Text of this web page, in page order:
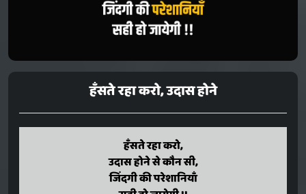
हँसते रहा करो, उदास होने
हँसते रहा करो,
उदास होने से कौन सी,
जिंदगी की परेशानियाँ
hansate raha karo,
udaas hone se kaun si,
jindagi ki pareshaaniyaan